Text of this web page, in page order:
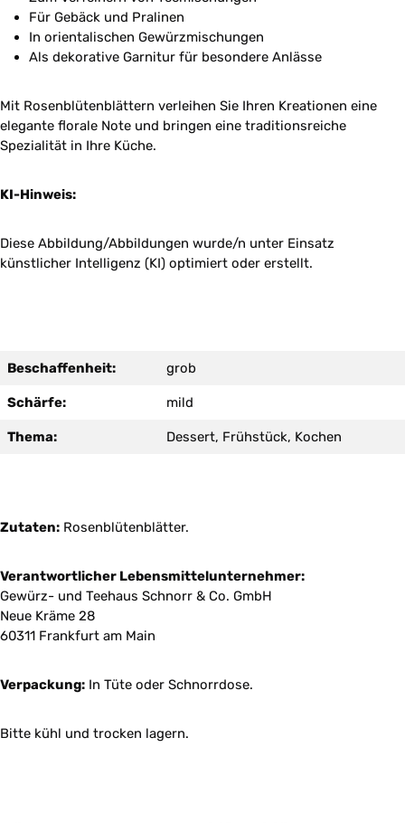
Für Gebäck und Pralinen
In orientalischen Gewürzmischungen
Als dekorative Garnitur für besondere Anlässe
Mit Rosenblütenblättern verleihen Sie Ihren Kreationen eine
elegante florale Note und bringen eine traditionsreiche
Spezialität in Ihre Küche.
KI-Hinweis:
Diese Abbildung/Abbildungen wurde/n unter Einsatz
künstlicher Intelligenz (KI) optimiert oder erstellt.
Beschaffenheit: grob
Schärfe: mild
Thema: Dessert, Frühstück, Kochen
Zutaten: Rosenblütenblätter.
Verantwortlicher Lebensmittelunternehmer:
Gewürz- und Teehaus Schnorr & Co. GmbH
Neue Kräme 28
60311 Frankfurt am Main
Verpackung: In Tüte oder Schnorrdose.
Bitte kühl und trocken lagern.